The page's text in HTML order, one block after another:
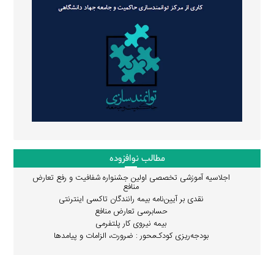
مطالب نوافزوده
اجلاسیه آموزشی تخصصی اولین جشنواره شفافیت و رفع تعارض
منافع
نقدی بر آیین‌نامه بیمه رانندگان تاکسی اینترنتی
حسابرسی تعارض منافع
بیمه نیروی کار پلتفرمی
بودجه‌ریزی کودک‌محور : ضرورت، الزامات و پیامدها